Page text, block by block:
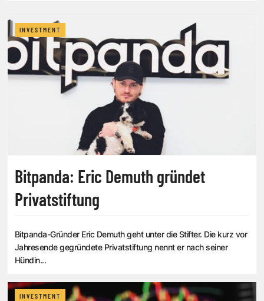
INVESTMENT
Bitpanda: Eric Demuth gründet
Privatstiftung
Bitpanda-Gründer Eric Demuth geht unter die Stifter. Die kurz vor
Jahresende gegründete Privatstiftung nennt er nach seiner
Hündin...
INVESTMENT